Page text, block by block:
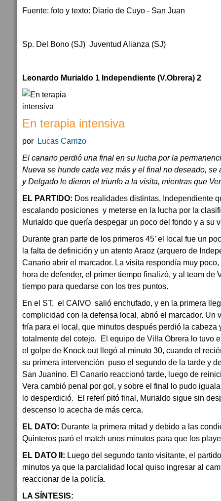
Fuente: foto y texto: Diario de Cuyo - San Juan
Sp. Del Bono (SJ) Juventud Alianza (SJ)
Leonardo Murialdo 1 Independiente (V.Obrera) 2
En terapia intensiva
por Lucas Carrizo
El canario perdió una final en su lucha por la
Nueva se hunde cada vez más y el final no deseado, se
y Delgado le dieron el triunfo a la visita, mientras que
EL PARTIDO: Dos realidades distintas, Independiente
escalando posiciones y meterse en la lucha por la
Murialdo que quería despegar un poco del fondo y a su
Durante gran parte de los primeros 45’ el local fue un
la falta de definición y un atento Araoz (arquero de
Canario abrir el marcador. La visita respondía muy
hora de defender, el primer tiempo finalizó, y al team de
tiempo para quedarse con los tres puntos.
En el ST, el CAIVO salió enchufado, y en la primera
complicidad con la defensa local, abrió el marcador. Un
fría para el local, que minutos después perdió la cabeza
totalmente del cotejo. El equipo de Villa Obrera lo tuvo
el golpe de Knock out llegó al minuto 30, cuando el
su primera intervención puso el segundo de la tarde y
San Juanino. El Canario reaccionó tarde, luego de
Vera cambió penal por gol, y sobre el final lo pudo
lo desperdició. El referí pitó final, Murialdo sigue sin
descenso lo acecha de más cerca.
EL DATO: Durante la primera mitad y debido a las
Quinteros paró el match unos minutos para que los
EL DATO II: Luego del segundo tanto visitante, el
minutos ya que la parcialidad local quiso ingresar al
reaccionar de la policía.
LA SÍNTESIS: